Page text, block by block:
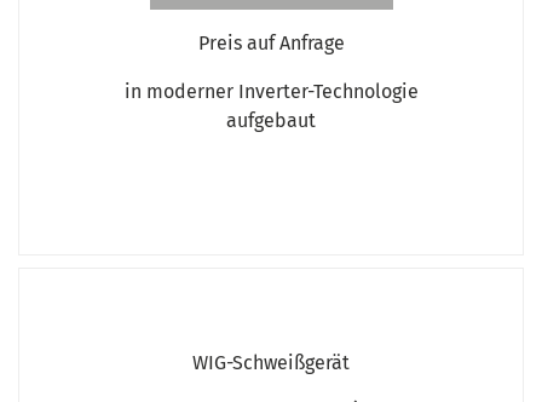
Preis auf Anfrage
in moderner Inverter-Technologie
aufgebaut
WIG-Schweißgerät